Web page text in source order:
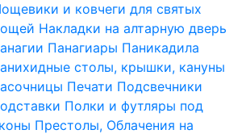
и ковчеги для святых
Накладки на алтарную дверь
Панагиары Паникадила
столы, крышки, кануны
Печати Подсвечники
Полки и футляры под
Престолы, Облачения на